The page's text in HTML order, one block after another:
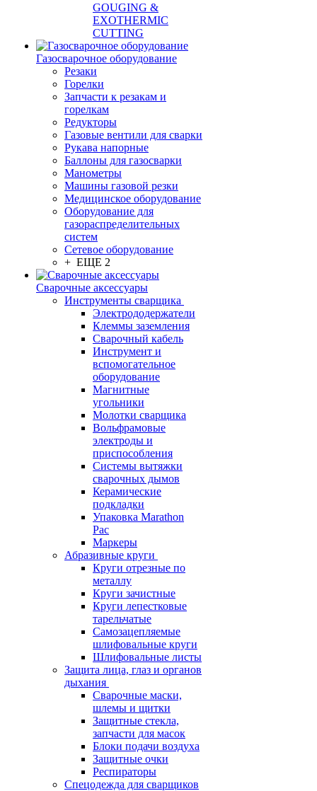
GOUGING &
EXOTHERMIC
CUTTING
Газосварочное оборудование
Резаки
Горелки
Запчасти к резакам и
горелкам
Редукторы
Газовые вентили для сварки
Рукава напорные
Баллоны для газосварки
Манометры
Машины газовой резки
Медицинское оборудование
Оборудование для
газораспределительных
систем
Сетевое оборудование
+ ЕЩЕ 2
Сварочные аксессуары
Инструменты сварщика
Электрододержатели
Клеммы заземления
Сварочный кабель
Инструмент и
вспомогательное
оборудование
Магнитные
угольники
Молотки сварщика
Вольфрамовые
электроды и
приспособления
Системы вытяжки
сварочных дымов
Керамические
подкладки
Упаковка Marathon
Pac
Маркеры
Абразивные круги
Круги отрезные по
металлу
Круги зачистные
Круги лепестковые
тарельчатые
Самозацепляемые
шлифовальные круги
Шлифовальные листы
Защита лица, глаз и органов
дыхания
Сварочные маски,
шлемы и щитки
Защитные стекла,
запчасти для масок
Блоки подачи воздуха
Защитные очки
Респираторы
Спецодежда для сварщиков